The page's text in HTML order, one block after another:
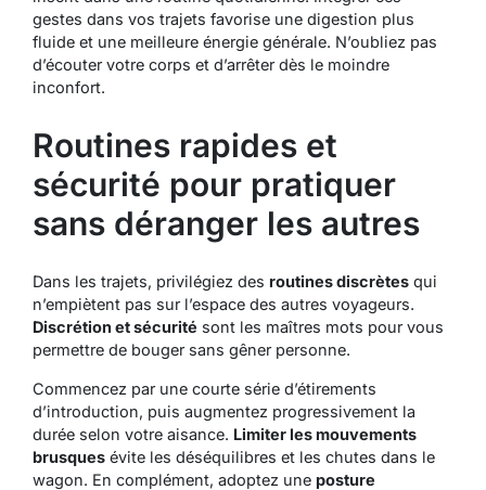
gestes dans vos trajets favorise une digestion plus
fluide et une meilleure énergie générale. N’oubliez pas
d’écouter votre corps et d’arrêter dès le moindre
inconfort.
Routines rapides et
sécurité pour pratiquer
sans déranger les autres
Dans les trajets, privilégiez des routines discrètes qui
n’empiètent pas sur l’espace des autres voyageurs.
Discrétion et sécurité sont les maîtres mots pour vous
permettre de bouger sans gêner personne.
Commencez par une courte série d’étirements
d’introduction, puis augmentez progressivement la
durée selon votre aisance. Limiter les mouvements
brusques évite les déséquilibres et les chutes dans le
wagon. En complément, adoptez une posture